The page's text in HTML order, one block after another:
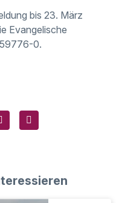
bis 23. März
Evangelische
0.